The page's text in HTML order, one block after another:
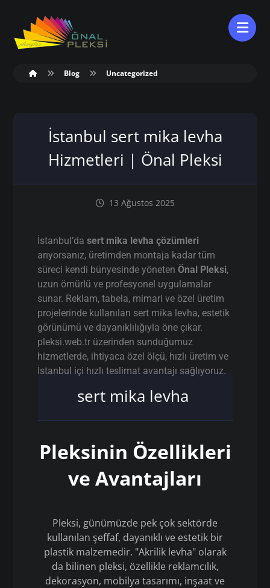
Blog Uncategorized
İstanbul sert mika levha
Hizmetleri | Önal Pleksi
13 Ağustos 2025
İstanbul’dasert mika levha çözümleri
arıyorsanız, üretimden montaja kadar tüm
süreci kendi bünyesinde yönetenÖnal Pleksi,
uzun ömürlü ve profesyonel uygulamalar
sunar. Reklam, tabela, mimari ve özel üretim
projelerinde kullanılan sert mika levha, estetik
görünümü ve dayanıklılığıyla öne çıkar.
pleksi.web.tr üzerinden sunduğumuz
hizmetlerde, ihtiyaca özel ölçü, hızlı üretim ve
İstanbul içi hızlı teslimat avantajı sağlıyoruz.
sert mika levha
Pleksinin Özellikleri
ve Avantajları
Pleksi, günümüzde pek çok sektörde
kullanılan şeffaf, dayanıklı ve estetik bir
plastik malzemedir. "Akrilik levha" olarak
da bilinen pleksi, özellikle reklamcılık,
dekorasyon, mobilya tasarımı, inşaat ve